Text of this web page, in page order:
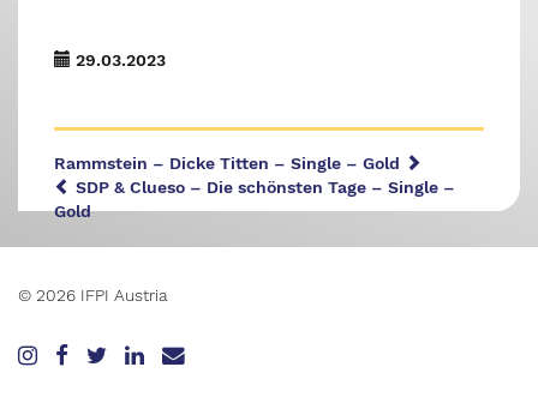
29.03.2023
Rammstein – Dicke Titten – Single – Gold
SDP & Clueso – Die schönsten Tage – Single –
Gold
© 2026 IFPI Austria